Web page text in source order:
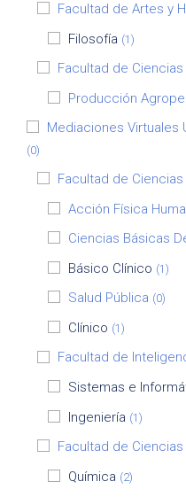
Facultad de Artes y
Filosofía (1)
Facultad de
Producción
Mediaciones Virtuales
(0)
Facultad de Ciencias
Acción Física
Ciencias Básicas
Básico Clínico (1)
Salud Pública (0)
Clínico (1)
Facultad de
Sistemas e
Ingeniería (1)
Facultad de
Química (2)